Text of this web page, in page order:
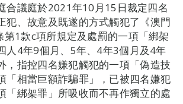
合議庭於2021年10月15日裁定四名
犯、故意及既遂的方式觸犯了《澳門
1款c項所規定及處罰的一項「綁架
人4年9個月、5年、4年3個月及4年
，指控四名嫌犯觸犯的一項「偽造技
「相當巨額詐騙罪」，已被四名嫌犯
「綁架罪」所吸收而不再作獨立的處